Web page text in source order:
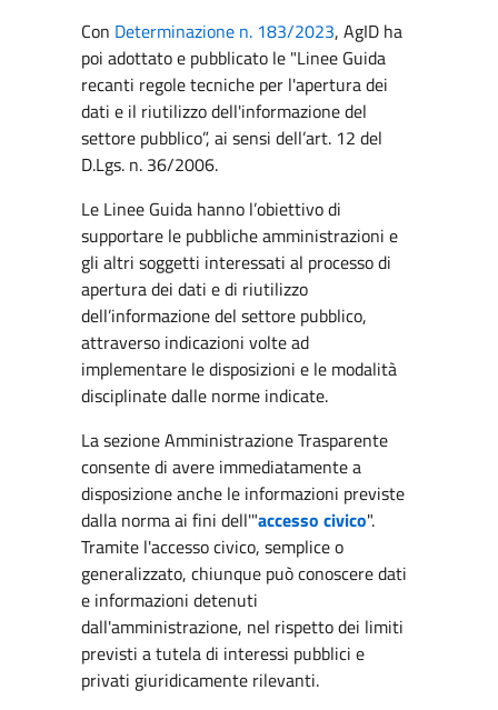
Con Determinazione n. 183/2023, AgID ha
poi adottato e pubblicato le "Linee Guida
recanti regole tecniche per l'apertura dei
dati e il riutilizzo dell'informazione del
settore pubblico”, ai sensi dell’art. 12 del
D.Lgs. n. 36/2006.
Le Linee Guida hanno l’obiettivo di
supportare le pubbliche amministrazioni e
gli altri soggetti interessati al processo di
apertura dei dati e di riutilizzo
dell’informazione del settore pubblico,
attraverso indicazioni volte ad
implementare le disposizioni e le modalità
disciplinate dalle norme indicate.
La sezione Amministrazione Trasparente
consente di avere immediatamente a
disposizione anche le informazioni previste
dalla norma ai fini dell'"accesso civico".
Tramite l'accesso civico, semplice o
generalizzato, chiunque può conoscere dati
e informazioni detenuti
dall'amministrazione, nel rispetto dei limiti
previsti a tutela di interessi pubblici e
privati giuridicamente rilevanti.